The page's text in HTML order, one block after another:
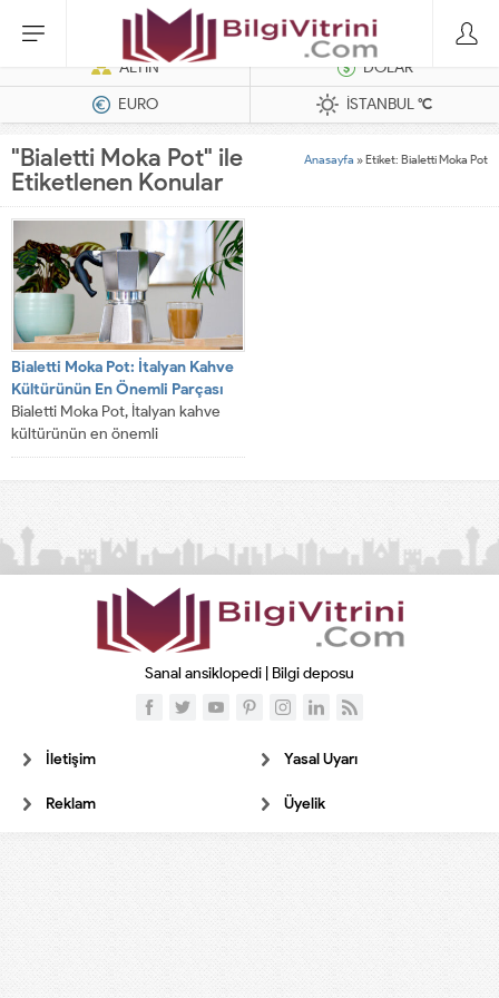
Hatasız Operasyonlar İçin Barkod Yazıcı ve Otomasyon Sistemleri
ALTIN
DOLAR
EURO
İSTANBUL°C
Anasayfa »Etiket: Bialetti Moka Pot
"Bialetti Moka Pot" ile
Etiketlenen Konular
Bialetti Moka Pot: İtalyan Kahve
Kültürünün En Önemli Parçası
Bialetti Moka Pot, İtalyan kahve
kültürünün en önemli
parçalarından biridir. Bu ürün,
geleneksel moka pot...
Sanal ansiklopedi | Bilgi deposu
İletişim Yasal Uyarı
Reklam Üyelik